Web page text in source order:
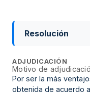
Resolución
ADJUDICACIÓN
Motivo de
Por ser la más
obtenida de acuerdo